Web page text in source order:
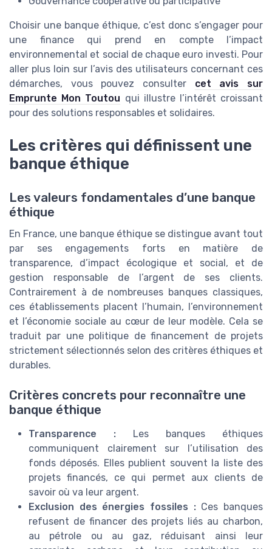
Choisir une banque éthique, c’est donc s’engager pour
une finance qui prend en compte l’impact
environnemental et social de chaque euro investi. Pour
aller plus loin sur l’avis des utilisateurs concernant ces
démarches, vous pouvez consulter cet avis sur
Emprunte Mon Toutou qui illustre l’intérêt croissant
pour des solutions responsables et solidaires.
Les critères qui définissent une
banque éthique
Les valeurs fondamentales d’une banque
éthique
En France, une banque éthique se distingue avant tout
par ses engagements forts en matière de
transparence, d’impact écologique et social, et de
gestion responsable de l’argent de ses clients.
Contrairement à de nombreuses banques classiques,
ces établissements placent l’humain, l’environnement
et l’économie sociale au cœur de leur modèle. Cela se
traduit par une politique de financement de projets
strictement sélectionnés selon des critères éthiques et
durables.
Critères concrets pour reconnaître une
banque éthique
Transparence : Les banques éthiques
communiquent clairement sur l’utilisation des
fonds déposés. Elles publient souvent la liste des
projets financés, ce qui permet aux clients de
savoir où va leur argent.
Exclusion des énergies fossiles :Ces banques
refusent de financer des projets liés au charbon,
au pétrole ou au gaz, réduisant ainsi leur